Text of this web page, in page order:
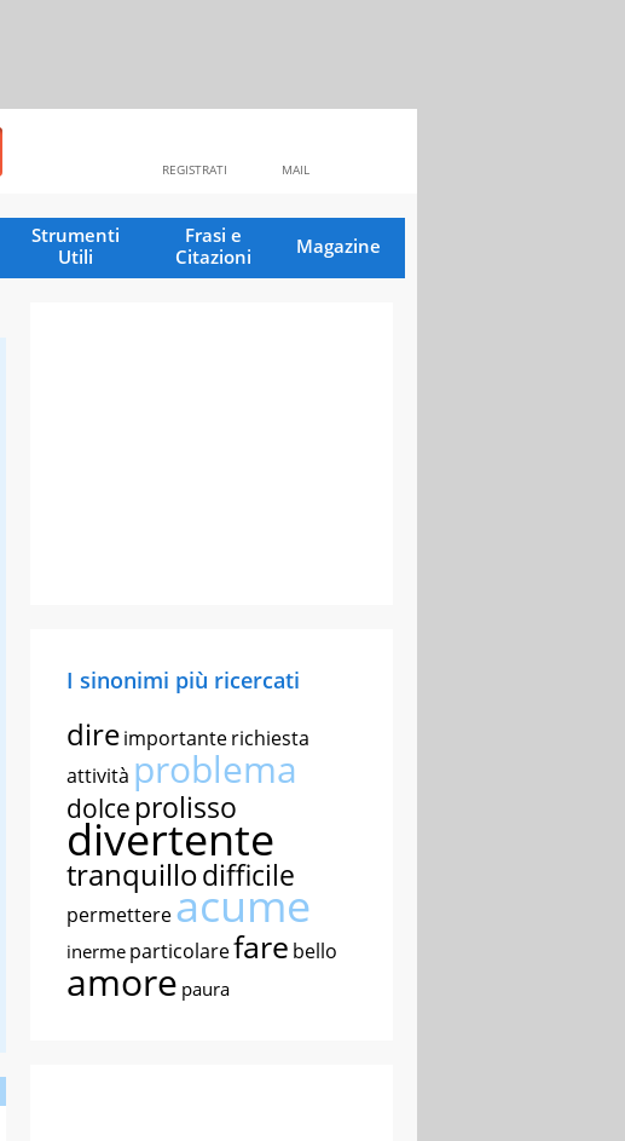
MAIL
REGISTRATI
Strumenti
Utili
Frasi e
Citazioni
Magazine
I sinonimi più ricercati
direimportanterichiesta
attività problema
dolce prolisso
divertente
tranquillodifficile
permettereacume
inerme particolarefare bello
amore paura